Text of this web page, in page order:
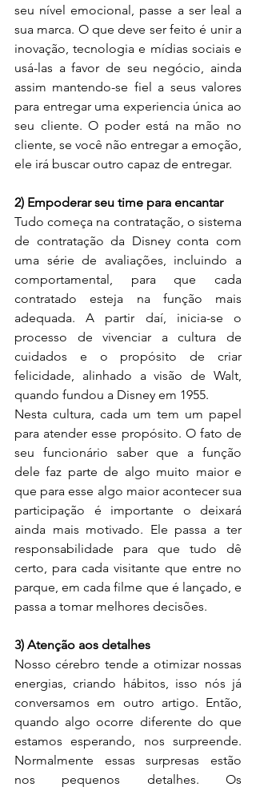
seu nível emocional, passe a ser leal a
sua marca. O que deve ser feito é unir a
inovação, tecnologia e mídias sociais e
usá-las a favor de seu negócio, ainda
assim mantendo-se fiel a seus valores
para entregar uma experiencia única ao
seu cliente. O poder está na mão no
cliente, se você não entregar a emoção,
ele irá buscar outro capaz de entregar.
2) Empoderar seu time para encantar
Tudo começa na contratação, o sistema
de contratação da Disney conta com
uma série de avaliações, incluindo a
comportamental, para que cada
contratado esteja na função mais
adequada. A partir daí, inicia-se o
processo de vivenciar a cultura de
cuidados e o propósito de criar
felicidade, alinhado a visão de Walt,
quando fundou a Disney em 1955.
Nesta cultura, cada um tem um papel
para atender esse propósito. O fato de
seu funcionário saber que a função
dele faz parte de algo muito maior e
que para esse algo maior acontecer sua
participação é importante o deixará
ainda mais motivado. Ele passa a ter
responsabilidade para que tudo dê
certo, para cada visitante que entre no
parque, em cada filme que é lançado, e
passa a tomar melhores decisões.
3) Atenção aos detalhes
Nosso cérebro tende a otimizar nossas
energias, criando hábitos, isso nós já
conversamos em outro artigo. Então,
quando algo ocorre diferente do que
estamos esperando, nos surpreende.
Normalmente essas surpresas estão
nos pequenos detalhes. Os